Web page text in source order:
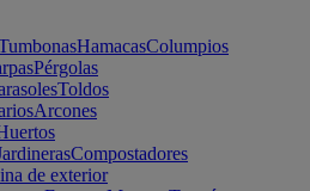
HamacasColumpios
Pérgolas
Toldos
Arcones
Compostadores
de exterior